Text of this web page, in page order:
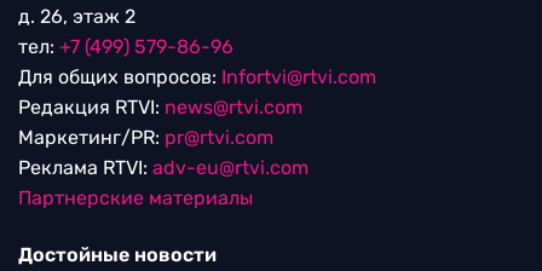
д. 26, этаж 2
тел: +7 (499) 579-86-96
Для общих вопросов: Infortvi@rtvi.com
Редакция RTVI: news@rtvi.com
Маркетинг/PR: pr@rtvi.com
Реклама RTVI: adv-eu@rtvi.com
Партнерские материалы
Достойные новости